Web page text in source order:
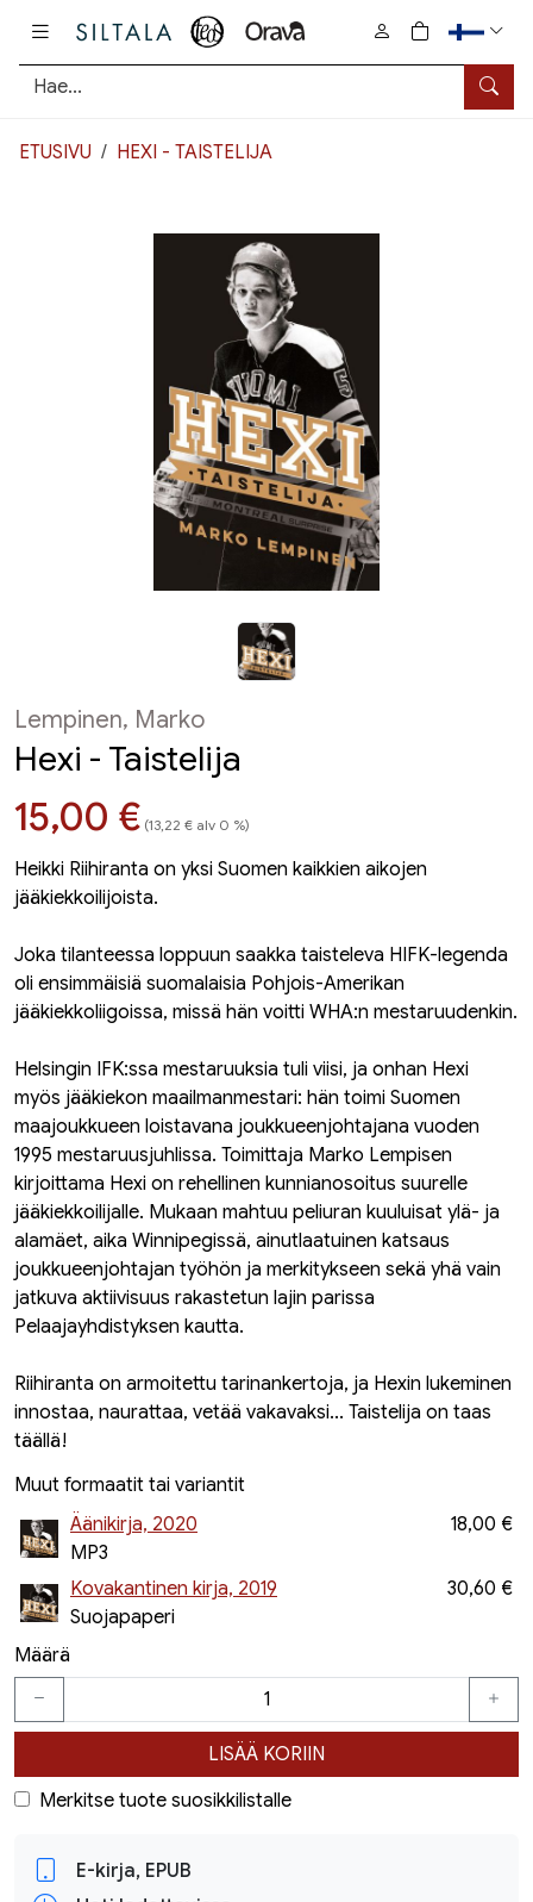
Hae
0
tuotetta
ETUSIVU HEXI - TAISTELIJA
Lempinen, Marko
Hexi - Taistelija
Hinta nyt
15,00 € (13,22 € alv 0 %)
Heikki Riihiranta on yksi Suomen kaikkien aikojen
jääkiekkoilijoista.
Joka tilanteessa loppuun saakka taisteleva HIFK-legenda
oli ensimmäisiä suomalaisia Pohjois-Amerikan
jääkiekkoliigoissa, missä hän voitti WHA:n mestaruudenkin.
Helsingin IFK:ssa mestaruuksia tuli viisi, ja onhan Hexi
myös jääkiekon maailmanmestari: hän toimi Suomen
maajoukkueen loistavana joukkueenjohtajana vuoden
1995 mestaruusjuhlissa. Toimittaja Marko Lempisen
kirjoittama Hexi on rehellinen kunnianosoitus suurelle
jääkiekkoilijalle. Mukaan mahtuu peliuran kuuluisat ylä- ja
alamäet, aika Winnipegissä, ainutlaatuinen katsaus
joukkueenjohtajan työhön ja merkitykseen sekä yhä vain
jatkuva aktiivisuus rakastetun lajin parissa
Pelaajayhdistyksen kautta.
Riihiranta on armoitettu tarinankertoja, ja Hexin lukeminen
innostaa, naurattaa, vetää vakavaksi... Taistelija on taas
täällä!
Muut formaatit tai variantit
Äänikirja, 2020
MP3
18,00 €
Kovakantinen kirja, 2019
Suojapaperi
30,60 €
Määrä
LISÄÄ KORIIN
Merkitse tuote suosikkilistalle
E-kirja, EPUB